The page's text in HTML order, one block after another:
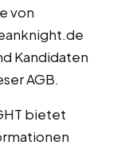
von
Kandidaten
AGB.
bietet